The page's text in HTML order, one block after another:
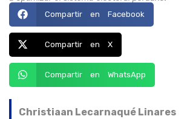
Compartir en Facebook
Compartir en X
Compartir en WhatsApp
Christiaan Lecarnaqué Linares